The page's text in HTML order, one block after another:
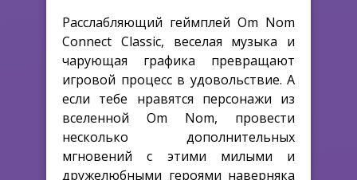
Расслабляющий геймплей Om Nom
Connect Classic, веселая музыка и
чарующая графика превращают
игровой процесс в удовольствие. А
если тебе нравятся персонажи из
вселенной Om Nom, провести
несколько дополнительных
мгновений с этими милыми и
дружелюбными героями наверняка